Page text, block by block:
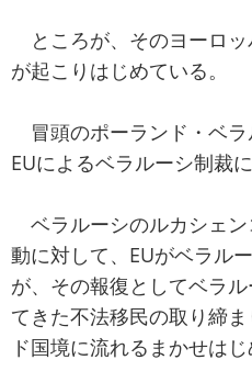
ところが、そのヨーロ
が起こりはじめている。
冒頭のポーランド・ベ
EUによるベラルーシ制裁に
ベラルーシのルカシェ
動に対して、EUがベラル
が、その報復としてベラ
てきた不法移民の取り締
ド国境に流れるまかせはじ